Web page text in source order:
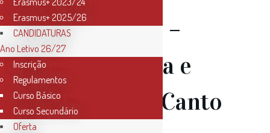
Secundário –
João Pereira e
Matilde do Canto
Erasmus+ 2025/26
CANDIDATURAS
Ano Letivo 26/27
Inscrição
Regulamentos
Curso Básico
Curso Secundário
Oferta